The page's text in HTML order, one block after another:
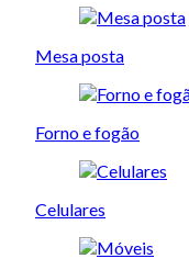
Mesa posta
Forno e fogão
Celulares